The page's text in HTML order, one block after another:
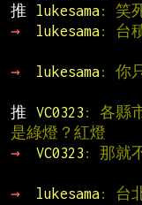
推
lukesama: 笑
→
lukesama: 台
→
lukesama: 你
推
VC0323 : 各縣
是綠燈？紅燈
→
VC0323 : 那就
→
lukesama: 台